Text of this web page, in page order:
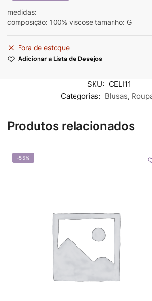
medidas:
composição: 100% viscose tamanho: G
Fora de estoque
Adicionar a Lista de Desejos
SKU: CELI11
Categorias: Blusas,
Produtos relacionados
-55%